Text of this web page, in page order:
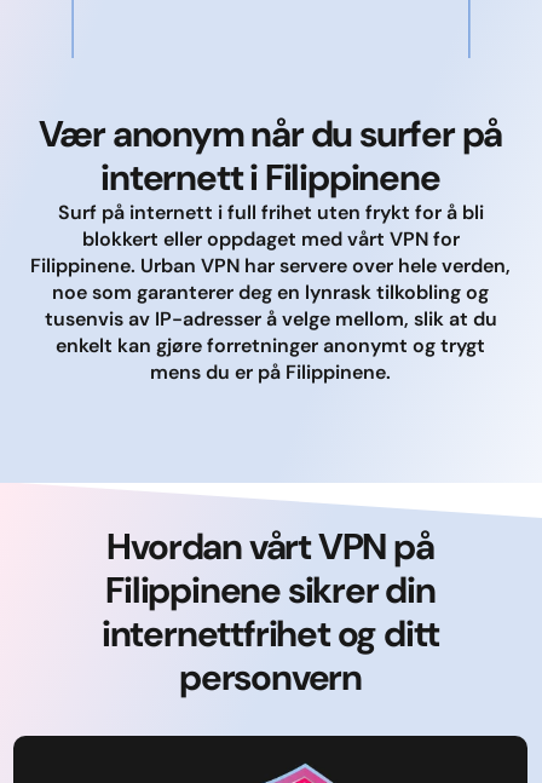
Vær anonym når du surfer på
internett i Filippinene
Surf på internett i full frihet uten frykt for å bli
blokkert eller oppdaget med vårt VPN for
Filippinene. Urban VPN har servere over hele verden,
noe som garanterer deg en lynrask tilkobling og
tusenvis av IP-adresser å velge mellom, slik at du
enkelt kan gjøre forretninger anonymt og trygt
mens du er på Filippinene.
Hvordan vårt VPN på
Filippinene sikrer din
internettfrihet og ditt
personvern